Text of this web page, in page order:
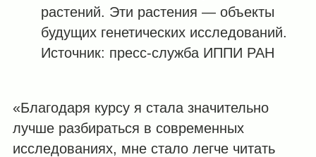
растений. Эти растения — объекты
будущих генетических исследований.
Источник: пресс-служба ИППИ РАН
«Благодаря курсу я стала значительно
лучше разбираться в современных
исследованиях, мне стало легче читать